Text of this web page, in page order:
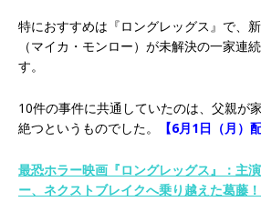
特におすすめは『ロングレッグス』で、
（マイカ・モンロー）が未解決の一家連
す。
10件の事件に共通していたのは、父親が
絶つというものでした。
【6月1日（月）
最恐ホラー映画『ロングレッグス』：主
ー、ネクストブレイクへ乗り越えた葛藤！